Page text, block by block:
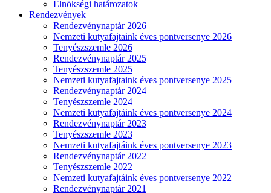
Elnökségi határozatok
Rendezvények
Rendezvénynaptár 2026
Nemzeti kutyafajtaink éves pontversenye 2026
Tenyészszemle 2026
Rendezvénynaptár 2025
Tenyészszemle 2025
Nemzeti kutyafajtaink éves pontversenye 2025
Rendezvénynaptár 2024
Tenyészszemle 2024
Nemzeti kutyafajtáink éves pontversenye 2024
Rendezvénynaptár 2023
Tenyészszemle 2023
Nemzeti kutyafajtáink éves pontversenye 2023
Rendezvénynaptár 2022
Tenyészszemle 2022
Nemzeti kutyafajtáink éves pontversenye 2022
Rendezvénynaptár 2021